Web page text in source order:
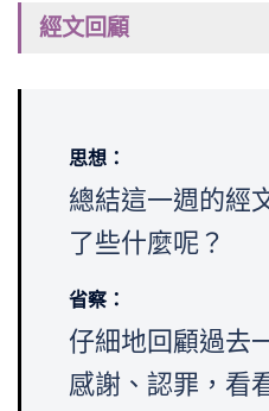
經文回顧
思想：
總結這一週的經
了些什麼呢？
省察：
仔細地回顧過去
感謝、認罪，看